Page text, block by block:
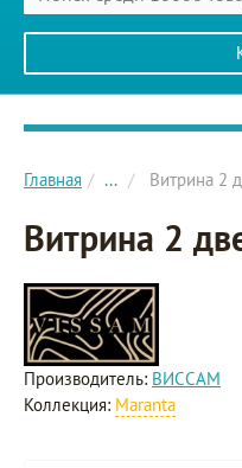
Главное меню сайта
Главная ... Витрина 2
Витрина 2
Производитель: ВИССАМ
Коллекция: Maranta